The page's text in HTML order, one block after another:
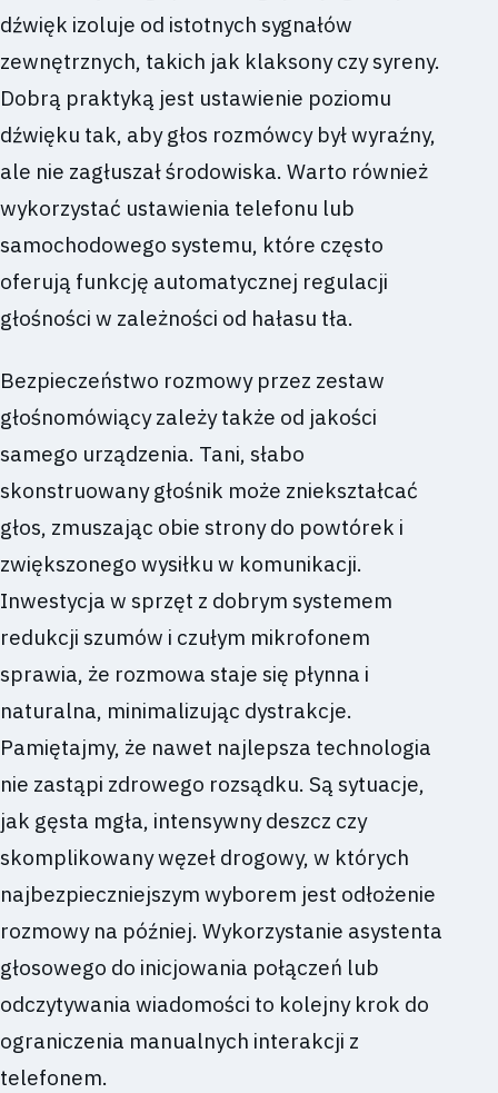
dźwięk izoluje od istotnych sygnałów
zewnętrznych, takich jak klaksony czy syreny.
Dobrą praktyką jest ustawienie poziomu
dźwięku tak, aby głos rozmówcy był wyraźny,
ale nie zagłuszał środowiska. Warto również
wykorzystać ustawienia telefonu lub
samochodowego systemu, które często
oferują funkcję automatycznej regulacji
głośności w zależności od hałasu tła.
Bezpieczeństwo rozmowy przez zestaw
głośnomówiący zależy także od jakości
samego urządzenia. Tani, słabo
skonstruowany głośnik może zniekształcać
głos, zmuszając obie strony do powtórek i
zwiększonego wysiłku w komunikacji.
Inwestycja w sprzęt z dobrym systemem
redukcji szumów i czułym mikrofonem
sprawia, że rozmowa staje się płynna i
naturalna, minimalizując dystrakcje.
Pamiętajmy, że nawet najlepsza technologia
nie zastąpi zdrowego rozsądku. Są sytuacje,
jak gęsta mgła, intensywny deszcz czy
skomplikowany węzeł drogowy, w których
najbezpieczniejszym wyborem jest odłożenie
rozmowy na później. Wykorzystanie asystenta
głosowego do inicjowania połączeń lub
odczytywania wiadomości to kolejny krok do
ograniczenia manualnych interakcji z
telefonem.